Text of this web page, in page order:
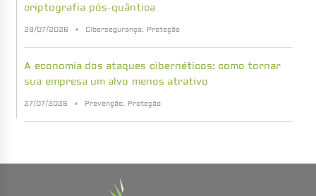
criptografia pós-quântica
29/07/2026 Cibersegurança, Proteção
A economia dos ataques cibernéticos: como tornar
sua empresa um alvo menos atrativo
27/07/2026 Prevenção, Proteção